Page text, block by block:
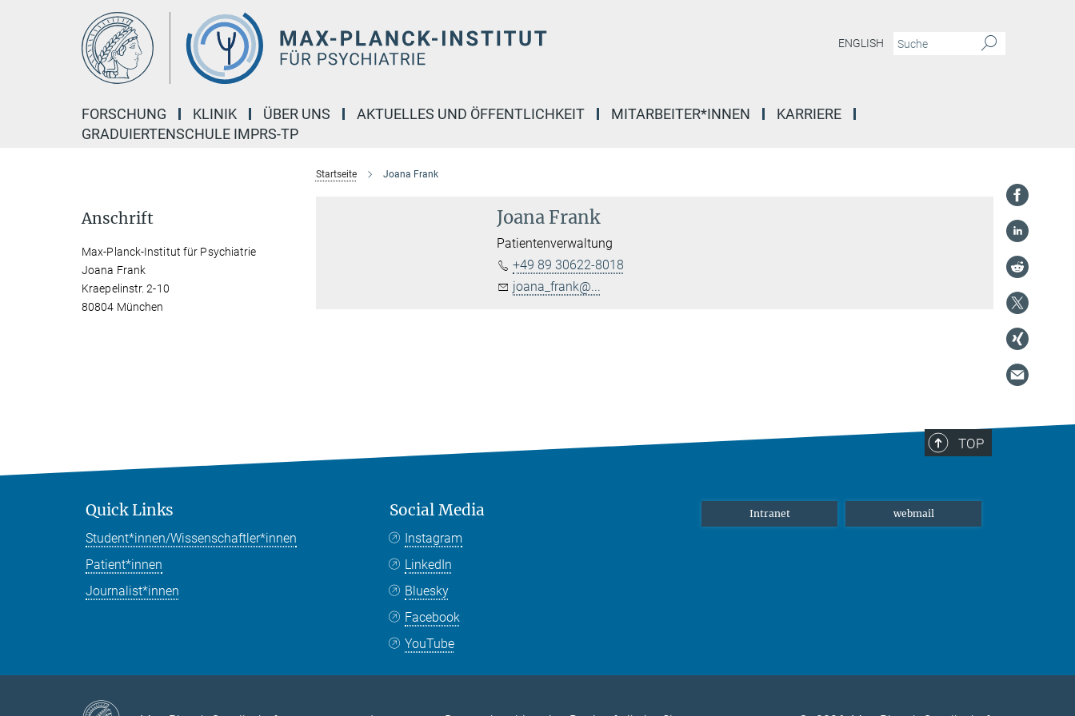
ENGLISH
FORSCHUNG KLINIK ÜBER UNS AKTUELLES UND ÖFFENTLICHKEIT MITARBEITER*INNEN
KARRIERE
GRADUIERTENSCHULE IMPRS-TP
Startseite Joana Frank
Joana Frank
Patientenverwaltung
+49 89 30622-8018
joana_frank@...
Anschrift
Max-Planck-Institut für Psychiatrie
Joana Frank
Kraepelinstr. 2-10
80804 München
TOP
Quick Links
Student*innen/Wissenschaftler*innen
Patient*innen
Journalist*innen
Social Media
Instagram
LinkedIn
Bluesky
Facebook
YouTube
Intranet webmail